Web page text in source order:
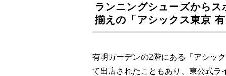
ランニングシューズから
揃えの「アシックス東京 有
有明ガーデンの2階にある「アシッ
て出店されたこともあり、東公式ラ